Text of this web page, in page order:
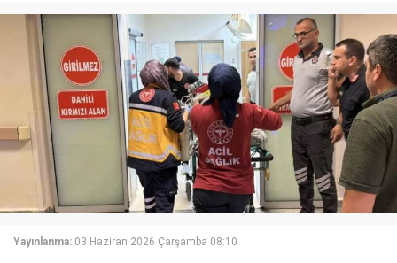
Yayınlanma: 03 Haziran 2026 Çarşamba 08:10